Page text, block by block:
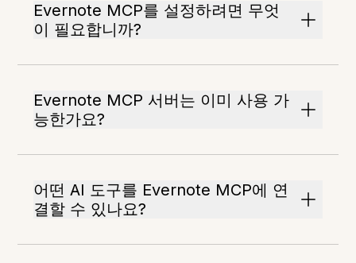
Evernote MCP를 설정하려면 무엇
이 필요합니까?
Evernote MCP 서버는 이미 사용 가
능한가요?
어떤 AI 도구를 Evernote MCP에 연
결할 수 있나요?